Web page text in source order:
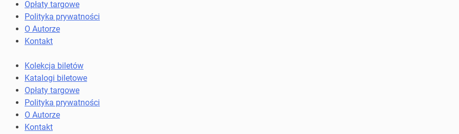
komunikacji
miejskiej
kolejowych
Opłaty targowe
Polityka prywatności
O Autorze
Kontakt
Kolekcja biletów
Katalogi biletowe
Opłaty targowe
Polityka prywatności
O Autorze
Kontakt